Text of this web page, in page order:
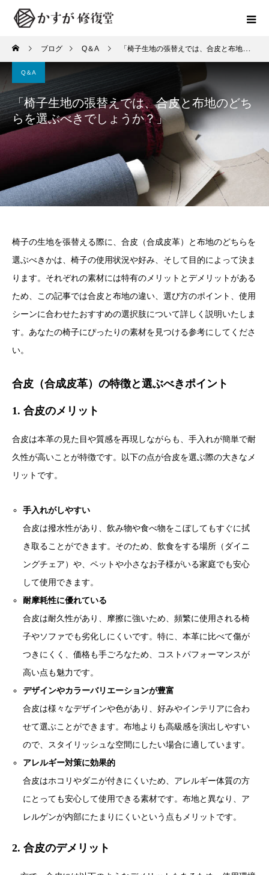
ブログ Q＆A 「椅子生地の張替えでは、合皮と布地のどちらを選ぶべきでしょうか？」
Q＆A
「椅子生地の張替えでは、合皮と布地のどち
らを選ぶべきでしょうか？」
椅子の生地を張替える際に、合皮（合成皮革）と布地のどちらを
選ぶべきかは、椅子の使用状況や好み、そして目的によって決ま
ります。それぞれの素材には特有のメリットとデメリットがある
ため、この記事では合皮と布地の違い、選び方のポイント、使用
シーンに合わせたおすすめの選択肢について詳しく説明いたしま
す。あなたの椅子にぴったりの素材を見つける参考にしてくださ
い。
合皮（合成皮革）の特徴と選ぶべきポイント
1. 合皮のメリット
合皮は本革の見た目や質感を再現しながらも、手入れが簡単で耐
久性が高いことが特徴です。以下の点が合皮を選ぶ際の大きなメ
リットです。
手入れがしやすい
合皮は撥水性があり、飲み物や食べ物をこぼしてもすぐに拭
き取ることができます。そのため、飲食をする場所（ダイニ
ングチェア）や、ペットや小さなお子様がいる家庭でも安心
して使用できます。
耐摩耗性に優れている
合皮は耐久性があり、摩擦に強いため、頻繁に使用される椅
子やソファでも劣化しにくいです。特に、本革に比べて傷が
つきにくく、価格も手ごろなため、コストパフォーマンスが
高い点も魅力です。
デザインやカラーバリエーションが豊富
合皮は様々なデザインや色があり、好みやインテリアに合わ
せて選ぶことができます。布地よりも高級感を演出しやすい
ので、スタイリッシュな空間にしたい場合に適しています。
アレルギー対策に効果的
合皮はホコリやダニが付きにくいため、アレルギー体質の方
にとっても安心して使用できる素材です。布地と異なり、ア
レルゲンが内部にたまりにくいという点もメリットです。
2. 合皮のデメリット